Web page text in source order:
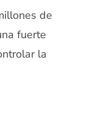
de
fuerte
la